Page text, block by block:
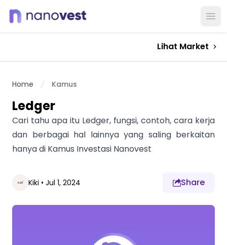
Lihat Market
Home Kamus
Ledger
Cari tahu apa itu Ledger, fungsi, contoh, cara kerja
dan berbagai hal lainnya yang saling berkaitan
hanya di Kamus Investasi Nanovest
Kiki • Jul 1, 2024 Share